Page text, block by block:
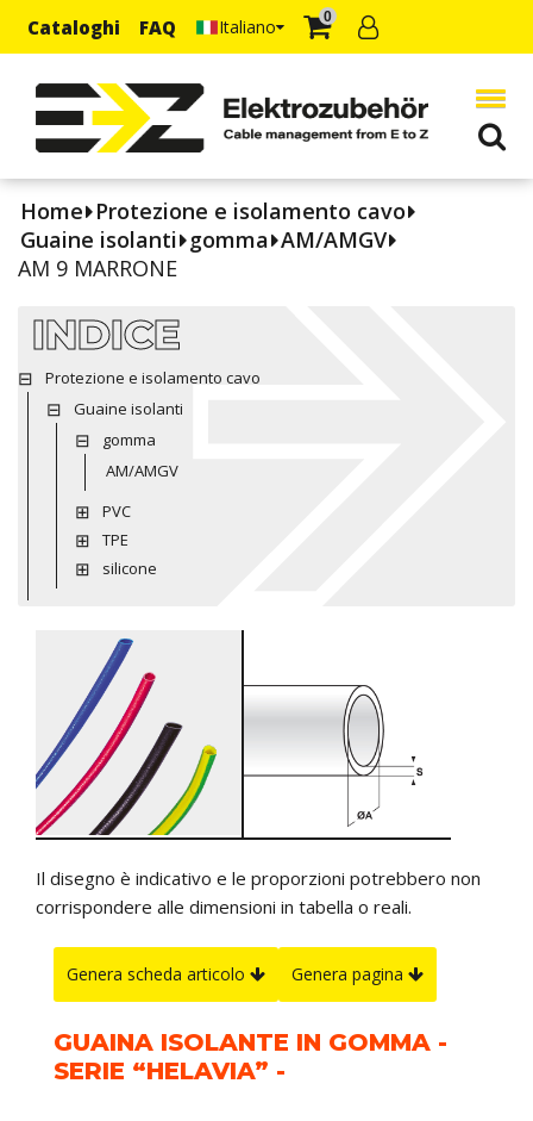
Cataloghi FAQ Italiano 0
Home Protezione e isolamento cavo
Guaine isolanti gomma AM/AMGV
AM 9 MARRONE
INDICE
Protezione e isolamento cavo
Guaine isolanti
gomma
AM/AMGV
PVC
TPE
silicone
Il disegno è indicativo e le proporzioni potrebbero non
corrispondere alle dimensioni in tabella o reali.
Genera scheda articolo Genera pagina
GUAINA ISOLANTE IN GOMMA -
SERIE “HELAVIA” -